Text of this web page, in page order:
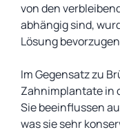
von den
abhängig sind,
Lösung
Im Gegensatz zu
Zahnimplantate in
Sie beeinflussen
was sie sehr